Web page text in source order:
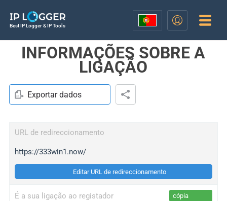
Best IP Logger & IP Tools
INFORMAÇÕES SOBRE A
LIGAÇÃO
Exportar dados
URL de redireccionamento
https://333win1.now/
Editar URL de redireccionamento
É a sua ligação ao registador cópia